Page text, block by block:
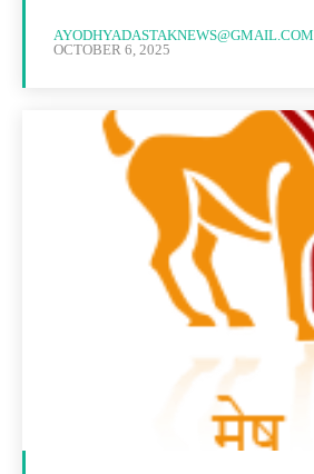
AYODHYADASTAKNEWS@GMAIL.COM
OCTOBER 6, 2025